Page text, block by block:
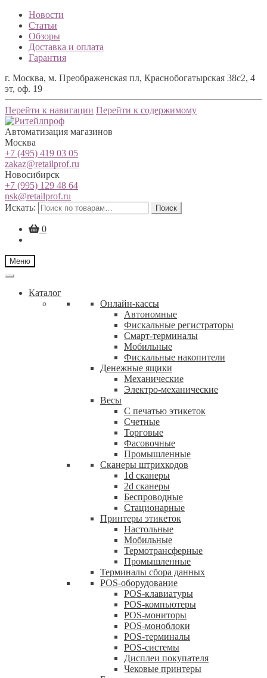
Новости
Статьи
Обзоры
Доставка и оплата
Гарантия
г. Москва, м. Преображенская пл, Краснобогатырская 38с2, 4
эт, оф. 19
Перейти к навигации Перейти к содержимому
Автоматизация магазинов
Москва
+7 (495) 419 03 05
zakaz@retailprof.ru
Новосибирск
+7 (995) 129 48 64
nsk@retailprof.ru
Искать:
Поиск
0
Меню
Каталог
Онлайн-кассы
Автономные
Фискальные регистраторы
Смарт-терминалы
Мобильные
Фискальныe накопители
Денежные ящики
Механические
Электро-механические
Весы
С печатью этикеток
Счетные
Торговые
Фасовочные
Промышленные
Сканеры штрихкодов
1d сканеры
2d сканеры
Беспроводные
Стационарные
Принтеры этикеток
Настольные
Мобильные
Термотрансферные
Промышленные
Терминалы сбора данных
POS-оборудование
POS-клавиатуры
POS-компьютеры
POS-мониторы
POS-моноблоки
POS-терминалы
POS-системы
Дисплеи покупателя
Чековые принтеры